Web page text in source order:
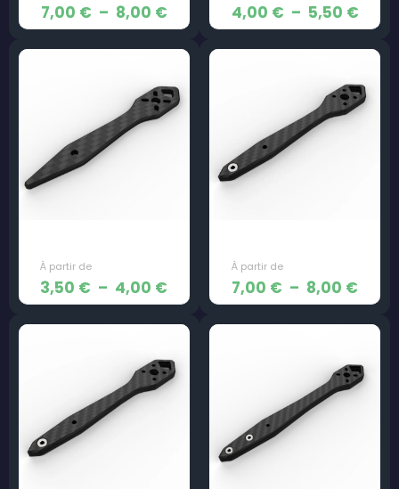
7,00 € – 8,00 €Plage
de
prix :
7,00 €
à
4,00 € – 5,50 €
de
prix :
4,00
à
3,50 € – 4,00 €
de
prix :
3,50 €
à
7,00 € – 8,00 €
de
prix :
à